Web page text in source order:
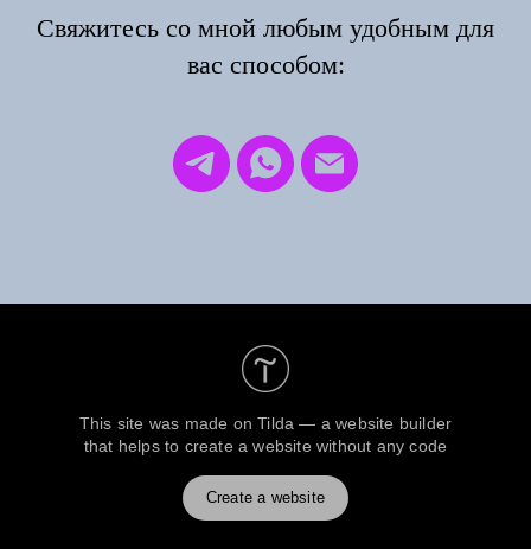
Свяжитесь со мной любым удобным для
вас способом:
This site was made onTilda — a website builder
that helps to create a website without any code
Create a website